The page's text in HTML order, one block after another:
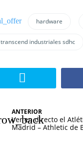
hardware
transcend industriales sdhc
ANTERIOR
Ver en directo el
Madrid – Athletic de